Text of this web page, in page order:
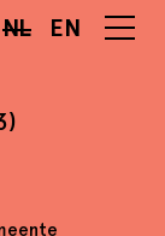
NL EN